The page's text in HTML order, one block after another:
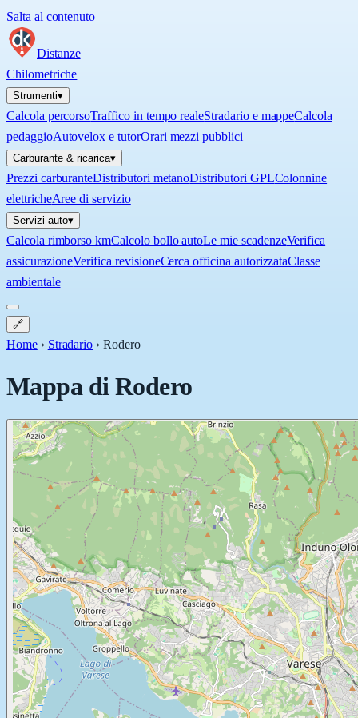
Salta al contenuto
Distanze
Chilometriche
Strumenti▾
Calcola percorsoTraffico in tempo realeStradario e mappeCalcola
pedaggioAutovelox e tutorOrari mezzi pubblici
Carburante & ricarica▾
Prezzi carburanteDistributori metanoDistributori GPLColonnine
elettricheAree di servizio
Servizi auto▾
Calcola rimborso kmCalcolo bollo autoLe mie scadenzeVerifica
assicurazioneVerifica revisioneCerca officina autorizzataClasse
ambientale
🔗
Home › Stradario ›Rodero
Mappa diRodero